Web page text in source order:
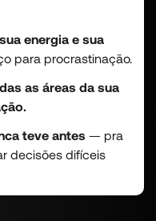
energia e sua
para procrastinação.
as áreas da sua
teve antes — pra
decisões difíceis